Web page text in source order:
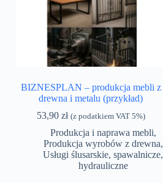
BIZNESPLAN – produkcja mebli z
drewna i metalu (przykład)
53,90 zł (z podatkiem VAT 5%)
Produkcja i naprawa mebli,
Produkcja wyrobów z drewna,
Usługi ślusarskie, spawalnicze,
hydrauliczne